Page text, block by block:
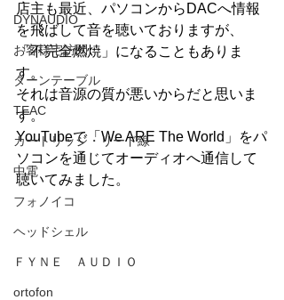
DYNAUDIO
お客様宅訪問
ターンテーブル
TEAC
カートリッジ・リード線
中電
フォノイコ
ヘッドシェル
ＦＹＮＥ ＡＵＤＩＯ
ortofon
店主も最近、パソコンからDACへ情報
を飛ばして音を聴いておりますが、
「不完全燃焼」になることもありま
す。
それは音源の質が悪いからだと思いま
す。
YouTubeで「We ARE The World」をパ
ソコンを通じてオーディオへ通信して
聴いてみました。